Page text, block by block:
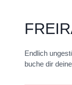
Endlich
buche dir